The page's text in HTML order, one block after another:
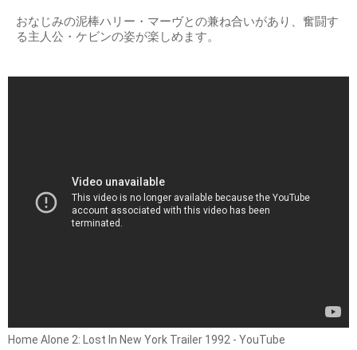
おなじみの泥棒ハリー・マーヴとの兼ね合いがあり、奮闘す
る主人公・ケビンの姿が楽しめます。
Home Alone 2: Lost In New York Trailer 1992 - YouTube